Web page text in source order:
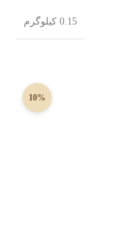
0.15 کیلوگرم
10%